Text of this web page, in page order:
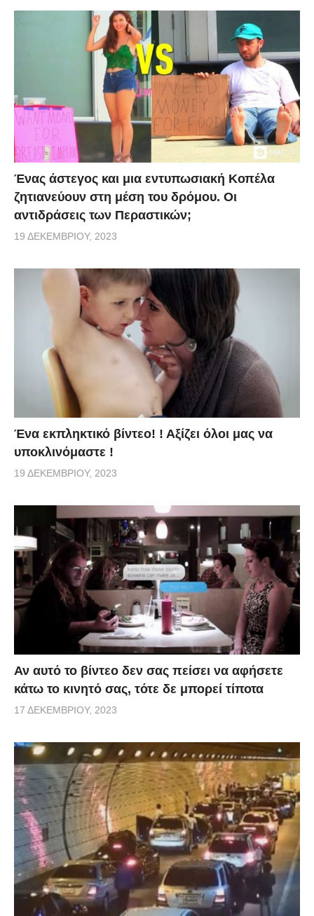
Ένας άστεγος και μια εντυπωσιακή Κοπέλα
ζητιανεύουν στη μέση του δρόμου. Οι
αντιδράσεις των Περαστικών;
19 ΔΕΚΕΜΒΡΊΟΥ, 2023
Ένα εκπληκτικό βίντεο! ! Αξίζει όλοι μας να
υποκλινόμαστε !
19 ΔΕΚΕΜΒΡΊΟΥ, 2023
Αν αυτό το βίντεο δεν σας πείσει να αφήσετε
κάτω το κινητό σας, τότε δε μπορεί τίποτα
17 ΔΕΚΕΜΒΡΊΟΥ, 2023